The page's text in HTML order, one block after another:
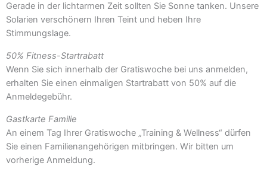
Gerade in der lichtarmen Zeit sollten Sie Sonne tanken. Unsere
Solarien verschönern Ihren Teint und heben Ihre
Stimmungslage.
50% Fitness-Startrabatt
Wenn Sie sich innerhalb der Gratiswoche bei uns anmelden,
erhalten Sie einen einmaligen Startrabatt von 50% auf die
Anmeldegebühr.
Gastkarte Familie
An einem Tag Ihrer Gratiswoche „Training & Wellness“ dürfen
Sie einen Familienangehörigen mitbringen. Wir bitten um
vorherige Anmeldung.